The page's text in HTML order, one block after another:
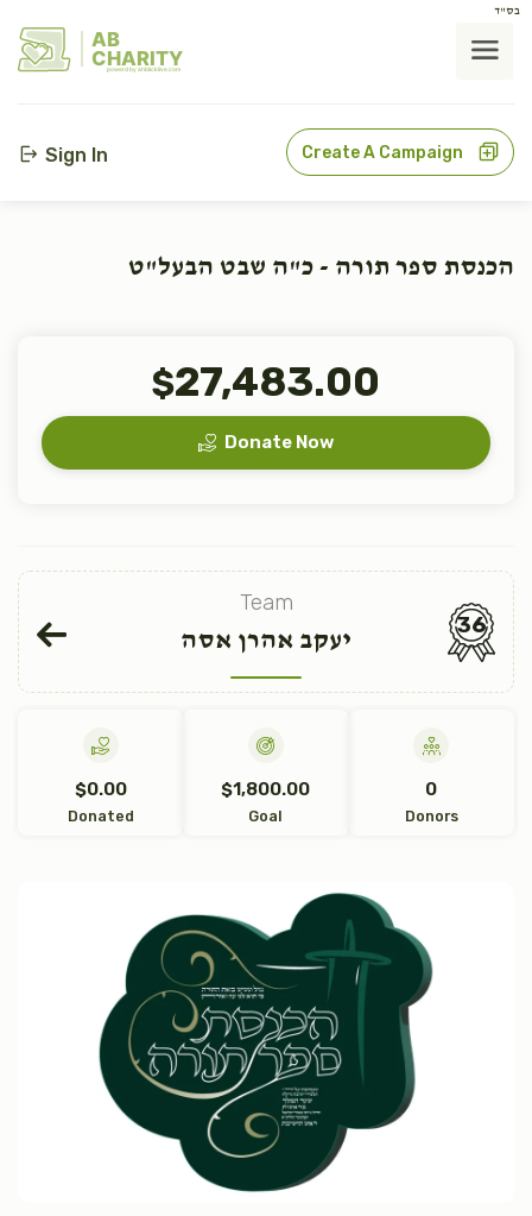
בס"ד
AB
CHARITY
powerd by ahblicklive.com
Sign In Create A Campaign
הכנסת ספר תורה - כ"ה שבט הבעל"ט
$27,483.00
Donate Now
Team
יעקב אהרן אסה
36
$0.00
Donated
$1,800.00
Goal
0
Donors